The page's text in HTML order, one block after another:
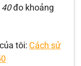
40đo khoảng
tôi: Cách sử